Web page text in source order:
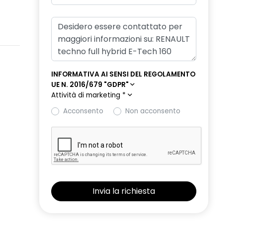
INFORMATIVA AI SENSI DEL REGOLAMENTO
UE N. 2016/679 "GDPR"
Attività di marketing *
Acconsento
Non acconsento